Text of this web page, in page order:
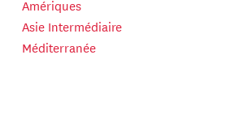
Amériques
Asie Intermédiaire
Méditerranée